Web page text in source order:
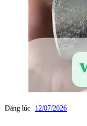
Đăng lúc 12/07/2026